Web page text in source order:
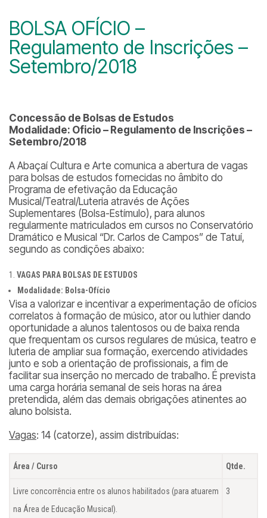
BOLSA OFÍCIO –
Regulamento de Inscrições –
Setembro/2018
Concessão de Bolsas de Estudos
Modalidade: Oficio – Regulamento de Inscrições –
Setembro/2018
A Abaçaí Cultura e Arte comunica a abertura de vagas
para bolsas de estudos fornecidas no âmbito do
Programa de efetivação da Educação
Musical/Teatral/Luteria através de Ações
Suplementares (Bolsa-Estímulo), para alunos
regularmente matriculados em cursos no Conservatório
Dramático e Musical “Dr. Carlos de Campos” de Tatuí,
segundo as condições abaixo:
VAGAS PARA BOLSAS DE ESTUDOS
Modalidade: Bolsa-Ofício
Visa a valorizar e incentivar a experimentação de ofícios
correlatos à formação de músico, ator ou luthier dando
oportunidade a alunos talentosos ou de baixa renda
que frequentam os cursos regulares de música, teatro e
luteria de ampliar sua formação, exercendo atividades
junto e sob a orientação de profissionais, a fim de
facilitar sua inserção no mercado de trabalho. É prevista
uma carga horária semanal de seis horas na área
pretendida, além das demais obrigações atinentes ao
aluno bolsista.
Vagas: 14 (catorze), assim distribuídas:
Área / Curso Qtde.
Livre concorrência entre os alunos habilitados (para atuarem
na Área de Educação Musical).
3